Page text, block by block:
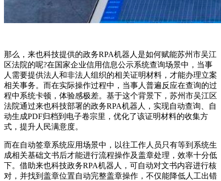
那么，来也科技提供的政务RPA机器人是如何赋能苏州市吴江
区法院的呢?在国家企业信用信息公示系统查询场景中，当事
人需要提供法人和非法人组织的相关证明材料，才能办理立案
相关事务。而在实际操作过程中，当事人普遍反应在查询的过
程中系统卡顿，体验感极差。基于这个背景下，苏州市吴江区
法院通过来也科技部署的政务RPA机器人，实现自动查询、自
动生成PDF归档到电子卷宗里，优化了该证明材料的收集方
式，提升人民满意度。
而在自动签章系统应用场景中，以往工作人员只有等到系统生
成相关基础文书后才能进行流程操作及盖章处理，效率十分低
下。借助来也科技政务RPA机器人，可自动对文书内容进行核
对，并找到盖章位置自动完整盖章操作，不仅能降低人工出错